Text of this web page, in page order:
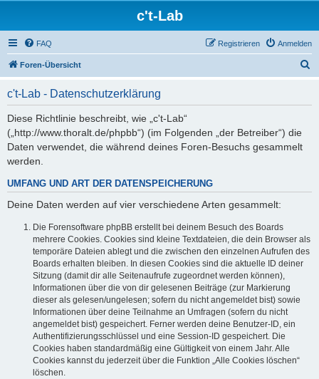
c't-Lab
FAQ Anmelden
Registrieren
Foren-Übersicht
c't-Lab - Datenschutzerklärung
Diese Richtlinie beschreibt, wie „c't-Lab“
(„http://www.thoralt.de/phpbb“) (im Folgenden „der Betreiber“) die
Daten verwendet, die während deines Foren-Besuchs gesammelt
werden.
UMFANG UND ART DER DATENSPEICHERUNG
Deine Daten werden auf vier verschiedene Arten gesammelt:
Die Forensoftware phpBB erstellt bei deinem Besuch des Boards
mehrere Cookies. Cookies sind kleine Textdateien, die dein Browser als
temporäre Dateien ablegt und die zwischen den einzelnen Aufrufen des
Boards erhalten bleiben. In diesen Cookies sind die aktuelle ID deiner
Sitzung (damit dir alle Seitenaufrufe zugeordnet werden können),
Informationen über die von dir gelesenen Beiträge (zur Markierung
dieser als gelesen/ungelesen; sofern du nicht angemeldet bist) sowie
Informationen über deine Teilnahme an Umfragen (sofern du nicht
angemeldet bist) gespeichert. Ferner werden deine Benutzer-ID, ein
Authentifizierungsschlüssel und eine Session-ID gespeichert. Die
Cookies haben standardmäßig eine Gültigkeit von einem Jahr. Alle
Cookies kannst du jederzeit über die Funktion „Alle Cookies löschen“
löschen.